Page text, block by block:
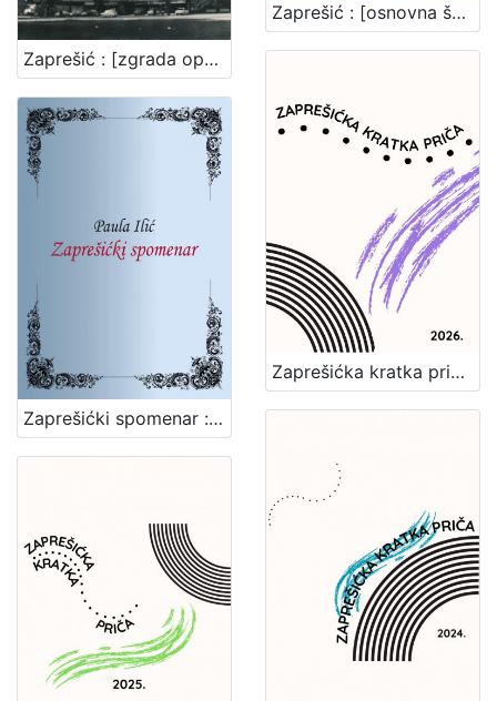
Zaprešić : [zgrada općine]
Zaprešić : [osnovna škola u Zaprešiću]
Zaprešićki spomenar : biserni kraluši seoske učiteljice / Paula Ilić
Zaprešićka kratka priča 2026. : nagrađene i pohvaljene priče